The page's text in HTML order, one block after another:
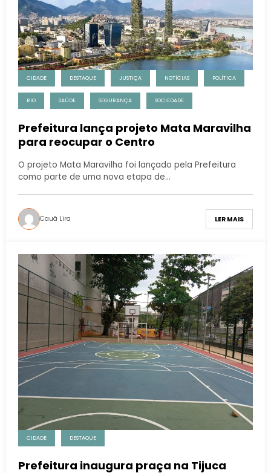
CIDADE DESTAQUE JUSTIÇA NOTÍCIAS POLÍTICA
RIO SAÚDE SEGURANÇA SOCIEDADE
Prefeitura lança projeto Mata Maravilha
para reocupar o Centro
O projeto Mata Maravilha foi lançado pela Prefeitura
como parte de uma nova etapa de…
Cauã Lira LER MAIS
CIDADE DESTAQUE
Prefeitura inaugura praça na Tijuca